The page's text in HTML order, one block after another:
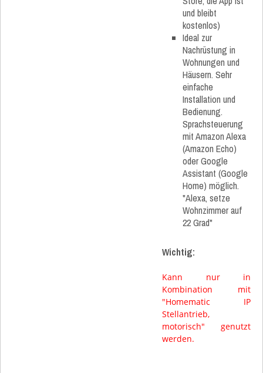
und bleibt
kostenlos)
Ideal zur
Nachrüstung in
Wohnungen und
Häusern. Sehr
einfache
Installation und
Bedienung.
Sprachsteuerung
mit Amazon Alexa
(Amazon Echo)
oder Google
Assistant (Google
Home) möglich.
"Alexa, setze
Wohnzimmer auf
22 Grad"
Wichtig:
Kann nur in
Kombination mit
"Homematic IP
Stellantrieb,
motorisch" genutzt
werden.